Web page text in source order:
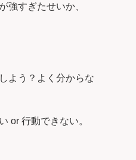
強すぎたせいか、
よう？よく分からな
or 行動できない。